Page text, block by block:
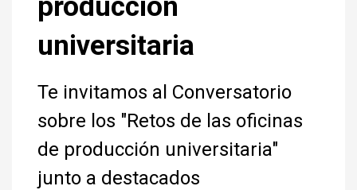
universitaria
Te invitamos al Conversatorio
sobre los "Retos de las oficinas
de producción universitaria"
junto a destacados